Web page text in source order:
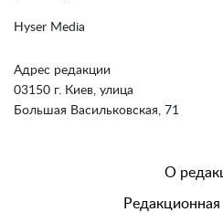
Hyser Media
Адрес редакции
03150 г. Киев, улица
Большая Васильковская, 71
О